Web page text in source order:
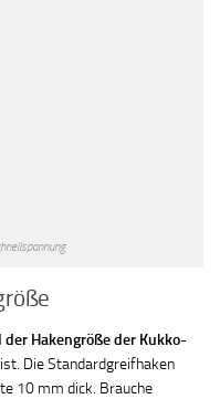
der Hakengröße der Kukko-
Die Standardgreifhaken
10 mm dick. Brauche